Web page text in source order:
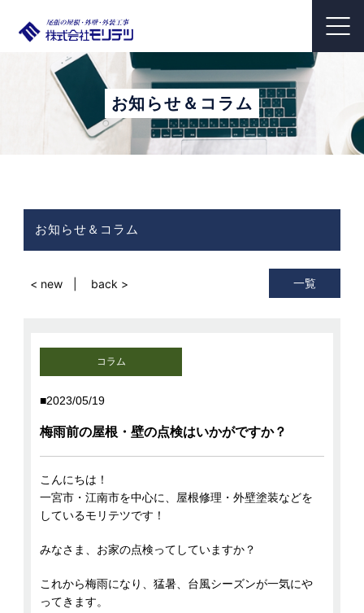
お知らせ＆コラム
お知らせ＆コラム
一覧
< new back >
コラム
2023/05/19
梅雨前の屋根・壁の点検はいかがですか？
こんにちは！
一宮市・江南市を中心に、屋根修理・外壁塗装などを
しているモリテツです！
みなさま、お家の点検ってしていますか？
これから梅雨になり、猛暑、台風シーズンが一気にや
ってきます。